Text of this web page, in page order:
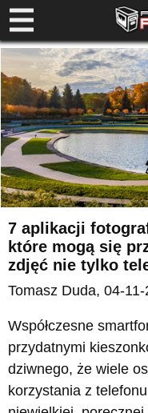
7 aplikacji
które mogą się
zdjęć nie tylko
Tomasz Duda, 04-
Współczesne
przydatnymi
dziwnego, że wiele
korzystania z